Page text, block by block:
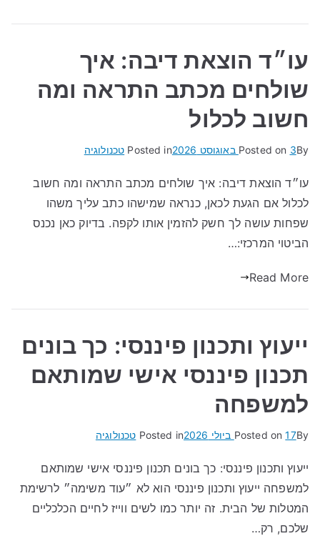
עו״ד הוצאת דיבה: איך
שולחים מכתב התראה ומה
חשוב לכלול
By
Posted on 3 באוגוסט 2026 Posted in טכנולוגיה
עו״ד הוצאת דיבה: איך שולחים מכתב התראה ומה חשוב
לכלול אם הגעת לכאן, כנראה שמישהו כתב עליך משהו
שפחות עושה לך חשק להזמין אותו לקפה. בדיוק כאן נכנס
הביטוי המרכזי:…
Read More
ייעוץ ותכנון פיננסי: כך בונים
תכנון פיננסי אישי שמותאם
למשפחה
By
Posted on17 ביולי 2026 Posted in טכנולוגיה
ייעוץ ותכנון פיננסי: כך בונים תכנון פיננסי אישי שמותאם
למשפחה ייעוץ ותכנון פיננסי הוא לא ״עוד משימה״ לרשימת
המטלות של הבית. זה יותר כמו לשים ווייז לחיים הכלכליים
שלכם, רק…